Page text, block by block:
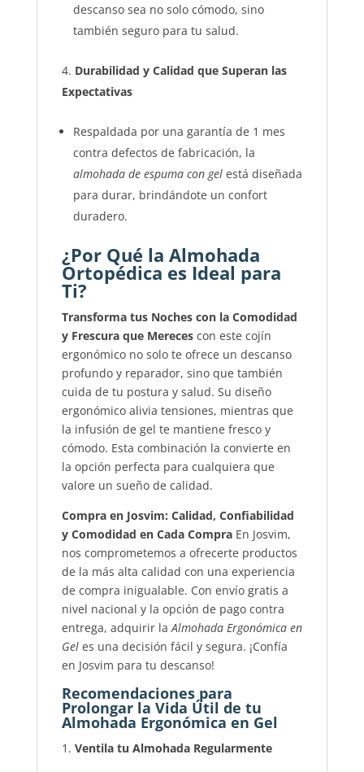
descanso sea no solo cómodo, sino
también seguro para tu salud.
Durabilidad y Calidad que Superan las
Expectativas
Respaldada por una garantía de 1 mes
contra defectos de fabricación, la
almohada de espuma con gelestá diseñada
para durar, brindándote un confort
duradero.
¿Por Qué la Almohada
Ortopédica es Ideal para
Ti?
Transforma tus Noches con la Comodidad
y Frescura que Mereces con este cojín
ergonómico no solo te ofrece un descanso
profundo y reparador, sino que también
cuida de tu postura y salud. Su diseño
ergonómico alivia tensiones, mientras que
la infusión de gel te mantiene fresco y
cómodo. Esta combinación la convierte en
la opción perfecta para cualquiera que
valore un sueño de calidad.
Compra en Josvim: Calidad, Confiabilidad
y Comodidad en Cada CompraEn Josvim,
nos comprometemos a ofrecerte productos
de la más alta calidad con una experiencia
de compra inigualable. Con envío gratis a
nivel nacional y la opción de pago contra
entrega, adquirir laAlmohada Ergonómica en
Geles una decisión fácil y segura. ¡Confía
en Josvim para tu descanso!
Recomendaciones para
Prolongar la Vida Útil de tu
Almohada Ergonómica en Gel
Ventila tu Almohada Regularmente